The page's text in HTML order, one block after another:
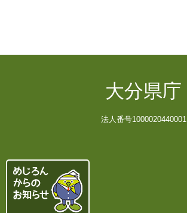
大分県庁
法人番号1000020440001